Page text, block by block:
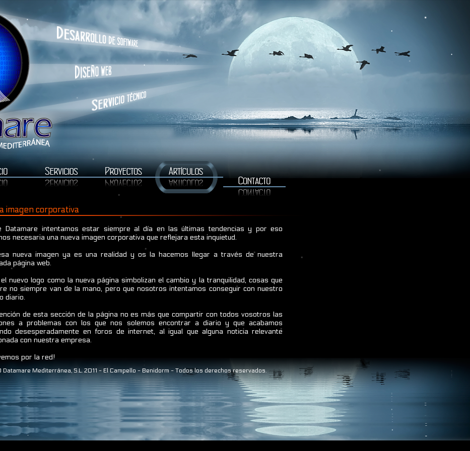
imagen corporativa
Datamare intentamos estar siempre al día en las últimas tendencias y por eso
necesaria una nueva imagen corporativa que reflejara esta inquietud.
nueva imagen ya es una realidad y os la hacemos llegar a través de nuestra
página web.
nuevo logo como la nueva página simbolizan el cambio y la tranquilidad, cosas que
no siempre van de la mano, pero que nosotros intentamos conseguir con nuestro
diario.
de esta sección de la página no es más que compartir con todos vosotros las
a problemas con los que nos solemos encontrar a diario y que acabamos
desesperadamente en foros de internet, al igual que alguna noticia relevante
con nuestra empresa.
por la red!
Datamare Mediterránea, S.L. 2011 - El Campello - Benidorm - Todos los derechos reservados.